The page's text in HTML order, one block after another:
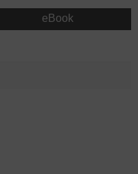
eBook